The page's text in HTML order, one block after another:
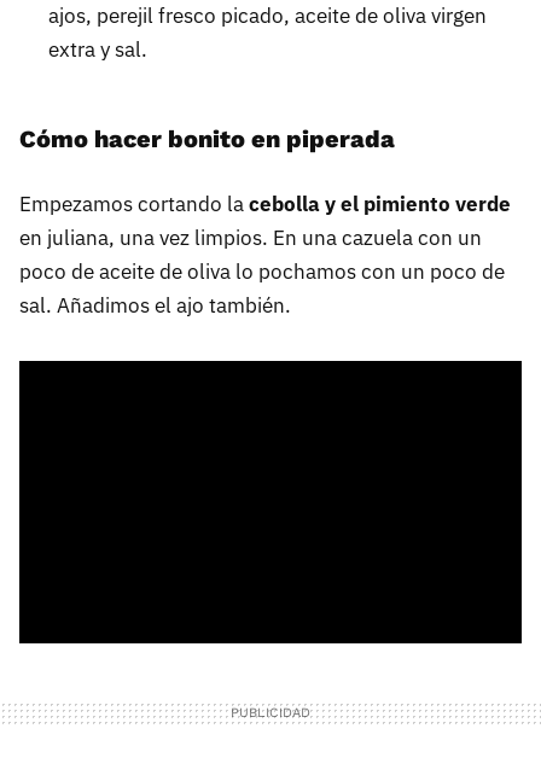
ajos, perejil fresco picado, aceite de oliva virgen
extra y sal.
Cómo hacer bonito en piperada
Empezamos cortando lacebolla y el pimiento verde
en juliana, una vez limpios. En una cazuela con un
poco de aceite de oliva lo pochamos con un poco de
sal. Añadimos el ajo también.